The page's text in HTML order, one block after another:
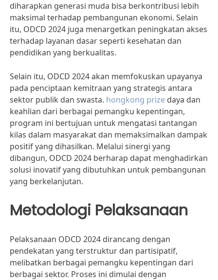
diharapkan generasi muda bisa berkontribusi lebih
maksimal terhadap pembangunan ekonomi. Selain
itu, ODCD 2024 juga menargetkan peningkatan akses
terhadap layanan dasar seperti kesehatan dan
pendidikan yang berkualitas.
Selain itu, ODCD 2024 akan memfokuskan upayanya
pada penciptaan kemitraan yang strategis antara
sektor publik dan swasta. hongkong prize daya dan
keahlian dari berbagai pemangku kepentingan,
program ini bertujuan untuk mengatasi tantangan
kilas dalam masyarakat dan memaksimalkan dampak
positif yang dihasilkan. Melalui sinergi yang
dibangun, ODCD 2024 berharap dapat menghadirkan
solusi inovatif yang dibutuhkan untuk pembangunan
yang berkelanjutan.
Metodologi Pelaksanaan
Pelaksanaan ODCD 2024 dirancang dengan
pendekatan yang terstruktur dan partisipatif,
melibatkan berbagai pemangku kepentingan dari
berbagai sektor. Proses ini dimulai dengan